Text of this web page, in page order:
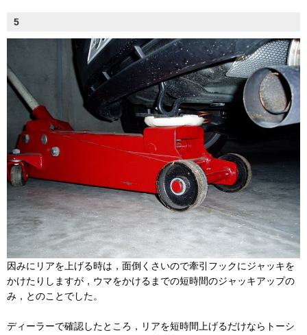
5
因みにリアを上げる時は，面倒くさいので牽引フックにジャッキを
かけたりしますが，ウマをかけるまでの短時間のジャッキアップの
み，とのことでした。
ディーラーで確認したところ，リアを短時間上げるだけならトーシ